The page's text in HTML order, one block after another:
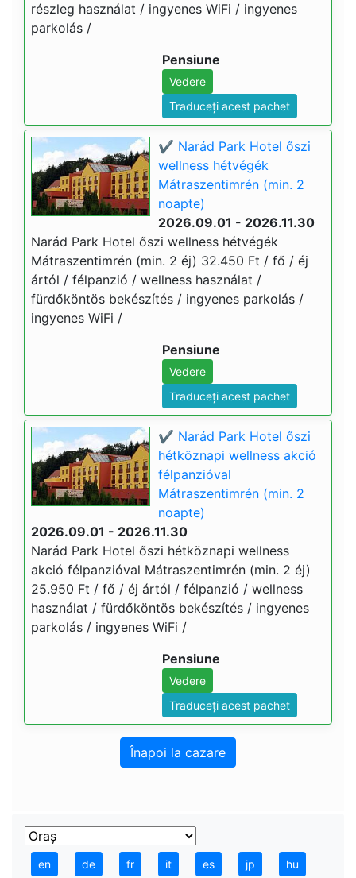
részleg használat / ingyenes WiFi / ingyenes
parkolás /
Pensiune
Vedere
Traduceți acest pachet
✔️ Narád Park Hotel őszi
wellness hétvégék
Mátraszentimrén (min. 2
noapte)
2026.09.01 - 2026.11.30
Narád Park Hotel őszi wellness hétvégék
Mátraszentimrén (min. 2 éj) 32.450 Ft / fő / éj
ártól / félpanzió / wellness használat /
fürdőköntös bekészítés / ingyenes parkolás /
ingyenes WiFi /
Pensiune
Vedere
Traduceți acest pachet
✔️ Narád Park Hotel őszi
hétköznapi wellness akció
félpanzióval
Mátraszentimrén (min. 2
noapte)
2026.09.01 - 2026.11.30
Narád Park Hotel őszi hétköznapi wellness
akció félpanzióval Mátraszentimrén (min. 2 éj)
25.950 Ft / fő / éj ártól / félpanzió / wellness
használat / fürdőköntös bekészítés / ingyenes
parkolás / ingyenes WiFi /
Pensiune
Vedere
Traduceți acest pachet
Înapoi la cazare
en de fr it es jp hu